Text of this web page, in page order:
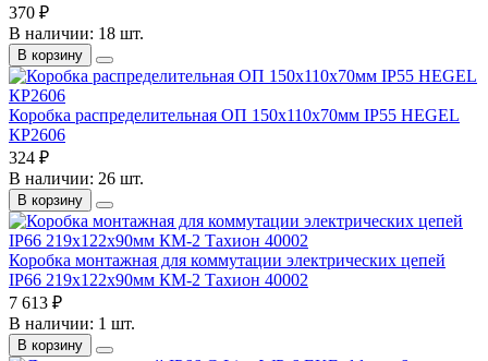
370 ₽
В наличии: 18 шт.
В корзину
Коробка распределительная ОП 150х110х70мм IP55 HEGEL
КР2606
324 ₽
В наличии: 26 шт.
В корзину
Коробка монтажная для коммутации электрических цепей
IP66 219х122х90мм КМ-2 Тахион 40002
7 613 ₽
В наличии: 1 шт.
В корзину